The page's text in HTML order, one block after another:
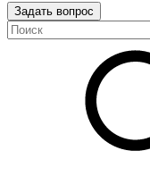
Задать вопрос